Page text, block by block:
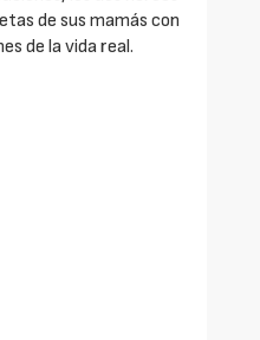
de sus mamás con
de la vida real.